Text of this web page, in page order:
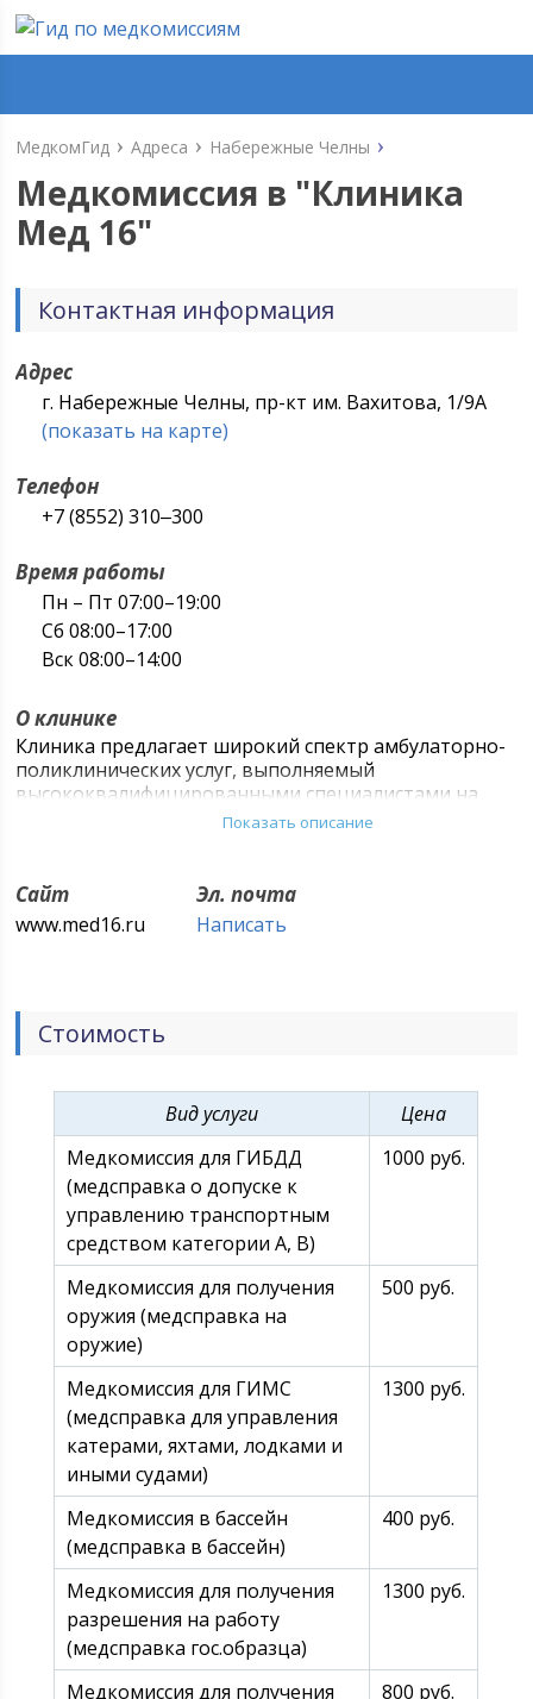
МедкомГид Адреса Набережные Челны
Медкомиссия в "Клиника
Мед 16"
Контактная информация
Адрес
г. Набережные Челны, пр-кт им. Вахитова, 1/9А
(показать на карте)
Телефон
+7 (8552) 310‒300
Время работы
Пн – Пт 07:00–19:00
Сб 08:00–17:00
Вск 08:00–14:00
О клинике
Клиника предлагает широкий спектр амбулаторно-
поликлинических услуг, выполняемый
высококвалифицированными специалистами на
современном диагностическом и лабораторном
Показать описание
Сайт
www.med16.ru
Эл. почта
Написать
Стоимость
Вид услуги
Цена
Медкомиссия для ГИБДД
(медсправка о допуске к
управлению транспортным
средством категории А, В)
1000 руб.
Медкомиссия для получения
оружия (медсправка на
оружие)
500 руб.
Медкомиссия для ГИМС
(медсправка для управления
катерами, яхтами, лодками и
иными судами)
1300 руб.
Медкомиссия в бассейн
(медсправка в бассейн)
400 руб.
Медкомиссия для получения
разрешения на работу
(медсправка гос.образца)
1300 руб.
Медкомиссия для получения
800 руб.